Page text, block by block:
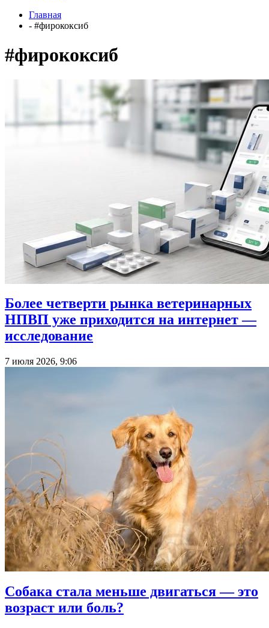
Главная
- #фирококсиб
#фирококсиб
Более четверти рынка ветеринарных
НПВП уже приходится на интернет —
исследование
7 июля 2026, 9:06
Собака стала меньше двигаться — это
возраст или боль?